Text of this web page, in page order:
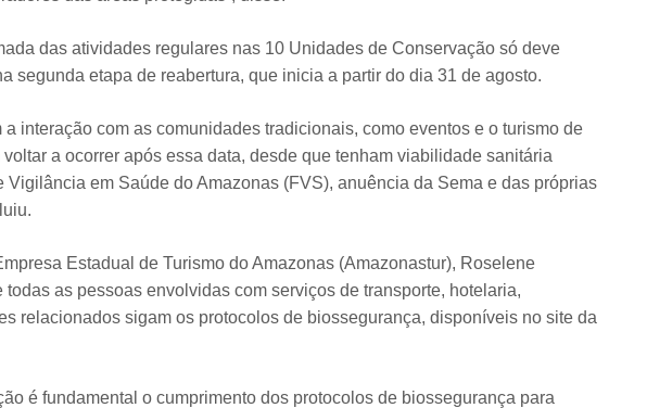
das atividades regulares nas 10 Unidades de Conservação só deve
segunda etapa de reabertura, que inicia a partir do dia 31 de agosto.
a interação com as comunidades tradicionais, como eventos e o turismo de
a ocorrer após essa data, desde que tenham viabilidade sanitária
Vigilância em Saúde do Amazonas (FVS), anuência da Sema e das próprias
Estadual de Turismo do Amazonas (Amazonastur), Roselene
todas as pessoas envolvidas com serviços de transporte, hotelaria,
relacionados sigam os protocolos de biossegurança, disponíveis no site da
é fundamental o cumprimento dos protocolos de biossegurança para